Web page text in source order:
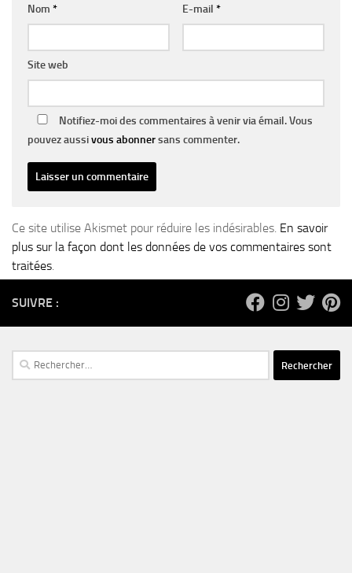
Nom * E-mail *
Site web
Notifiez-moi des commentaires à venir via émail. Vous
pouvez aussivous abonnersans commenter.
Ce site utilise Akismet pour réduire les indésirables. En savoir
plus sur la façon dont les données de vos commentaires sont
traitées.
SUIVRE :
Rechercher :